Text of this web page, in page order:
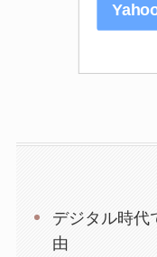
デジタル時代
由